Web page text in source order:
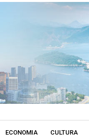
ECONOMIA CULTURA